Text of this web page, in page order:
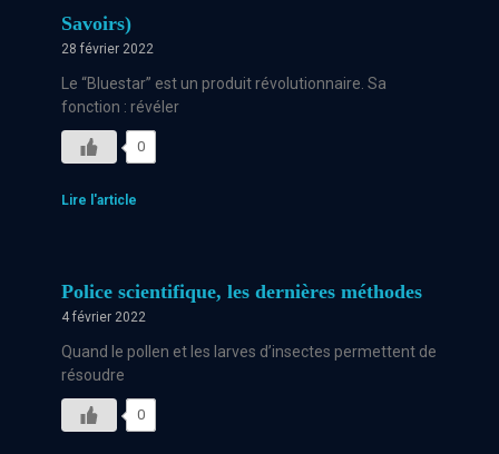
Savoirs)
28 février 2022
Le “Bluestar” est un produit révolutionnaire. Sa
fonction : révéler
0
Lire l'article
Police scientifique, les dernières méthodes
4 février 2022
Quand le pollen et les larves d’insectes permettent de
résoudre
0